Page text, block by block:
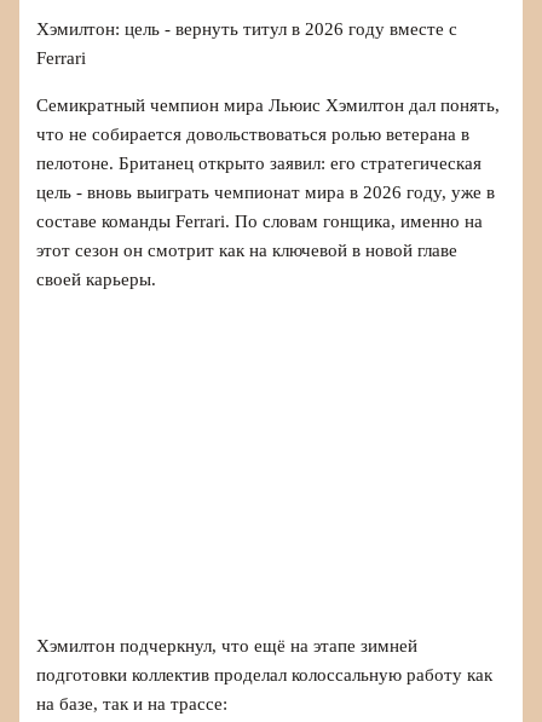
Хэмилтон: цель - вернуть титул в 2026 году вместе с
Ferrari
Семикратный чемпион мира Льюис Хэмилтон дал понять,
что не собирается довольствоваться ролью ветерана в
пелотоне. Британец открыто заявил: его стратегическая
цель - вновь выиграть чемпионат мира в 2026 году, уже в
составе команды Ferrari. По словам гонщика, именно на
этот сезон он смотрит как на ключевой в новой главе
своей карьеры.
Хэмилтон подчеркнул, что ещё на этапе зимней
подготовки коллектив проделал колоссальную работу как
на базе, так и на трассе: